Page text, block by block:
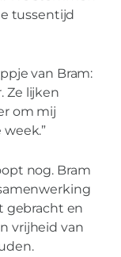
tussentijd
van Bram:
Ze lijken
om mij
nog. Bram
gebracht en
vrijheid van